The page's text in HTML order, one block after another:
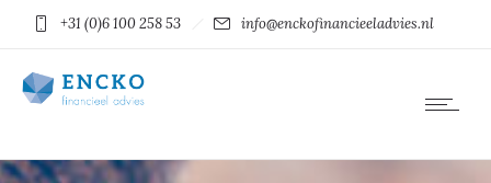
+31 (0)6 100 258 53 info@enckofinancieeladvies.nl